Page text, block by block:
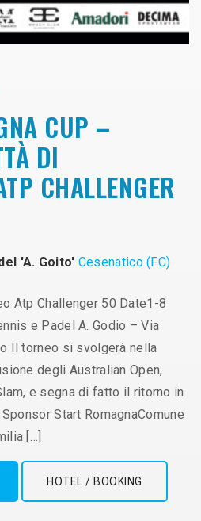
CUP –
DI
CHALLENGER
'A. Goito' Cesenatico (FC)
Atp Challenger 50 Date1-8
e Padel A. Godio – Via
Il torneo si svolgerà nella
degli Australian Open,
e segna di fatto il ritorno in
Start RomagnaComune
[…]
HOTEL / BOOKING